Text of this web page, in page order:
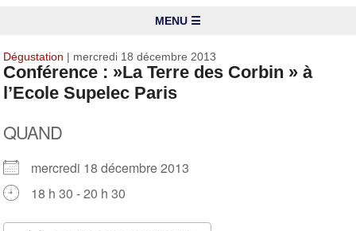
MENU ☰
Dégustation | mercredi 18 décembre 2013
Conférence : »La Terre des Corbin » à
l’Ecole Supelec Paris
QUAND
mercredi 18 décembre 2013
18 h 30 - 20 h 30